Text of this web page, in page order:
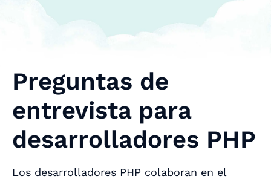
Preguntas de
entrevista para
desarrolladores PHP
Los desarrolladores PHP colaboran en el